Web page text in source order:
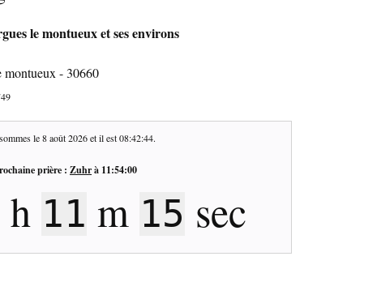
le montueux et ses environs
montueux - 30660
le8 août 2026et il est08:42:45.
prière : Zuhrà 11:54:00
h 11 m 14 sec